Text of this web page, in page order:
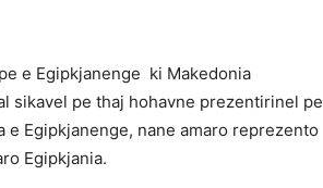
e Egipkjanenge ki Makedonia
sikavel pe thaj hohavne prezentirinel pe
Egipkjanenge, nane amaro reprezento
Egipkjania.